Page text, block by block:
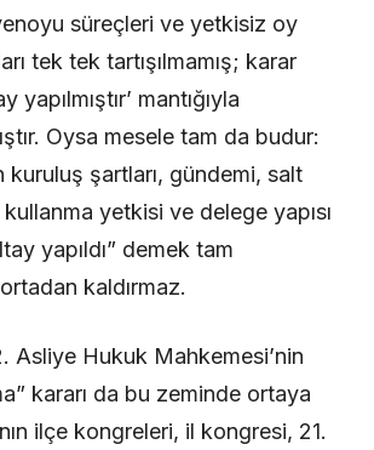
süreçleri ve yetkisiz oy
tek tek tartışılmamış; karar
yapılmıştır’ mantığıyla
Oysa mesele tam da budur:
kuruluş şartları, gündemi, salt
yetkisi ve delege yapısı
yapıldı” demek tam
kaldırmaz.
Asliye Hukuk Mahkemesi’nin
kararı da bu zeminde ortaya
ilçe kongreleri, il kongresi, 21.